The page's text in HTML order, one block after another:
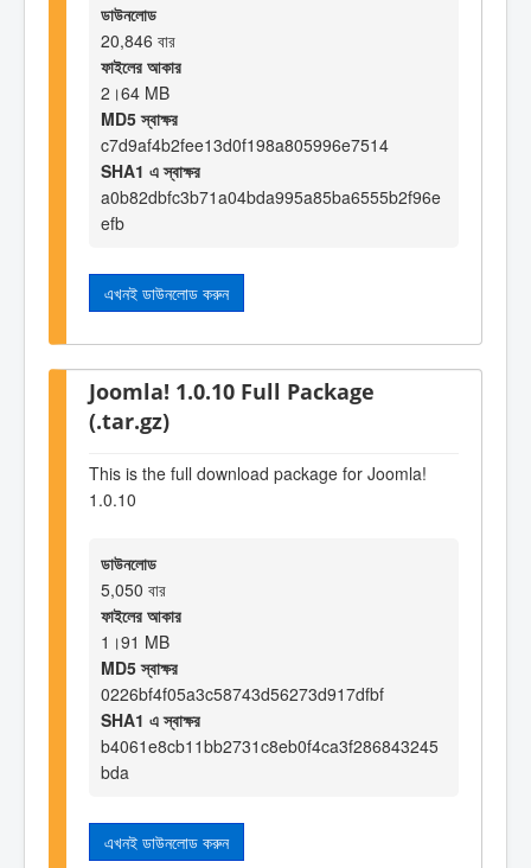
ডাউনলোড
20,846 বার
ফাইলের আকার
2।64 MB
MD5 স্বাক্ষর
c7d9af4b2fee13d0f198a805996e7514
SHA1 এ স্বাক্ষর
a0b82dbfc3b71a04bda995a85ba6555b2f96e
efb
এখনই ডাউনলোড করুন
Joomla! 1.0.10 Full Package
(.tar.gz)
This is the full download package for Joomla!
1.0.10
ডাউনলোড
5,050 বার
ফাইলের আকার
1।91 MB
MD5 স্বাক্ষর
0226bf4f05a3c58743d56273d917dfbf
SHA1 এ স্বাক্ষর
b4061e8cb11bb2731c8eb0f4ca3f286843245
bda
এখনই ডাউনলোড করুন